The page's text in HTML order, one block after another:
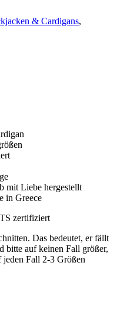
& Cardigans,
mit Liebe hergestellt
in Greece
zertifiziert
Das bedeutet, er fällt
bitte auf keinen Fall größer,
Fall 2-3 Größen